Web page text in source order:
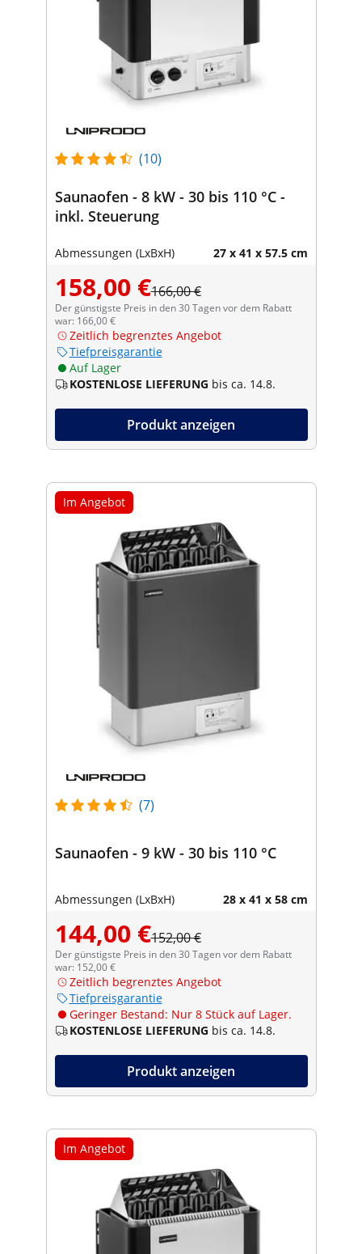
(10)
Saunaofen - 8 kW - 30 bis 110 °C -
inkl. Steuerung
Abmessungen (LxBxH) 27 x 41 x 57.5 cm
158,00 €166,00 €
Der günstigste Preis in den 30 Tagen vor dem Rabatt
war: 166,00 €
Zeitlich begrenztes Angebot
Tiefpreisgarantie
Auf Lager
KOSTENLOSE LIEFERUNG bis ca. 14.8.
Produkt anzeigen
Im Angebot
(7)
Saunaofen - 9 kW - 30 bis 110 °C
Abmessungen (LxBxH) 28 x 41 x 58 cm
144,00 €152,00 €
Der günstigste Preis in den 30 Tagen vor dem Rabatt
war: 152,00 €
Zeitlich begrenztes Angebot
Tiefpreisgarantie
Geringer Bestand: Nur 8 Stück auf Lager.
KOSTENLOSE LIEFERUNG bis ca. 14.8.
Produkt anzeigen
Im Angebot